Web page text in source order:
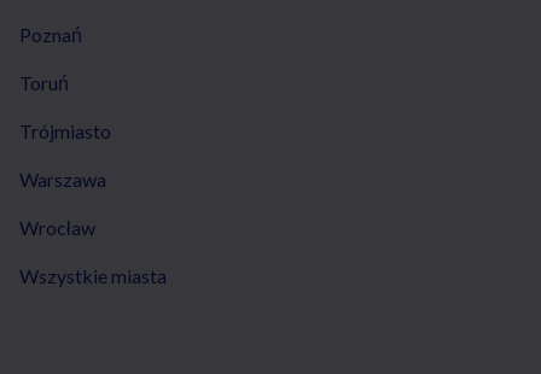
Poznań
Toruń
Trójmiasto
Warszawa
Wrocław
Wszystkie miasta